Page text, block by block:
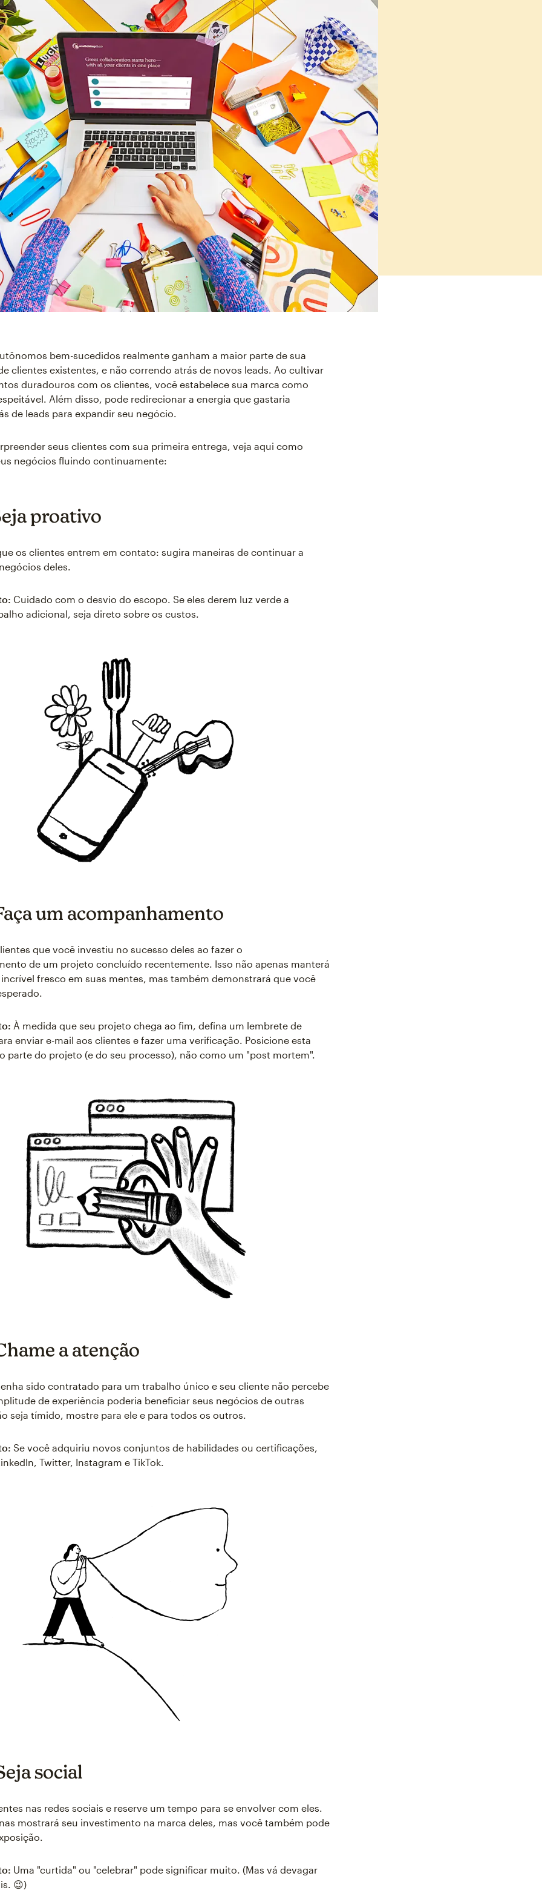
bem-sucedidos realmente ganham a maior parte de sua
clientes existentes, e não correndo atrás de novos leads. Ao cultivar
duradouros com os clientes, você estabelece sua marca como
Além disso, pode redirecionar a energia que gastaria
de leads para expandir seu negócio.
seus clientes com sua primeira entrega, veja aqui como
negócios fluindo continuamente:
proativo
os clientes entrem em contato: sugira maneiras de continuar a
deles.
Cuidado com o desvio do escopo. Se eles derem luz verde a
adicional, seja direto sobre os custos.
um acompanhamento
que você investiu no sucesso deles ao fazer o
de um projeto concluído recentemente. Isso não apenas manterá
fresco em suas mentes, mas também demonstrará que você
À medida que seu projeto chega ao fim, defina um lembrete de
enviar e-mail aos clientes e fazer uma verificação. Posicione esta
parte do projeto (e do seu processo), não como um "post mortem".
a atenção
sido contratado para um trabalho único e seu cliente não percebe
de experiência poderia beneficiar seus negócios de outras
seja tímido, mostre para ele e para todos os outros.
Se você adquiriu novos conjuntos de habilidades ou certificações,
Twitter, Instagram e TikTok.
social
nas redes sociais e reserve um tempo para se envolver com eles.
mostrará seu investimento na marca deles, mas você também pode
Uma "curtida" ou "celebrar" pode significar muito. (Mas vá devagar
😉)